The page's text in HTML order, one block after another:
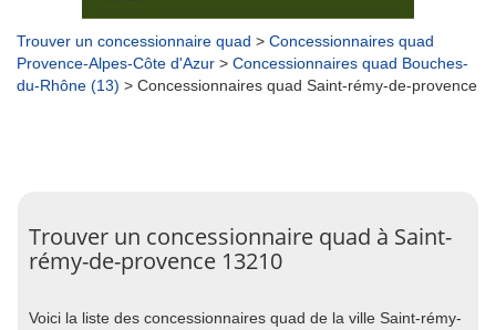
Trouver un concessionnaire quad > Concessionnaires quad
Provence-Alpes-Côte d'Azur > Concessionnaires quad Bouches-
du-Rhône (13) > Concessionnaires quad Saint-rémy-de-provence
Trouver un concessionnaire quad à Saint-
rémy-de-provence 13210
Voici la liste des concessionnaires quad de la ville Saint-rémy-